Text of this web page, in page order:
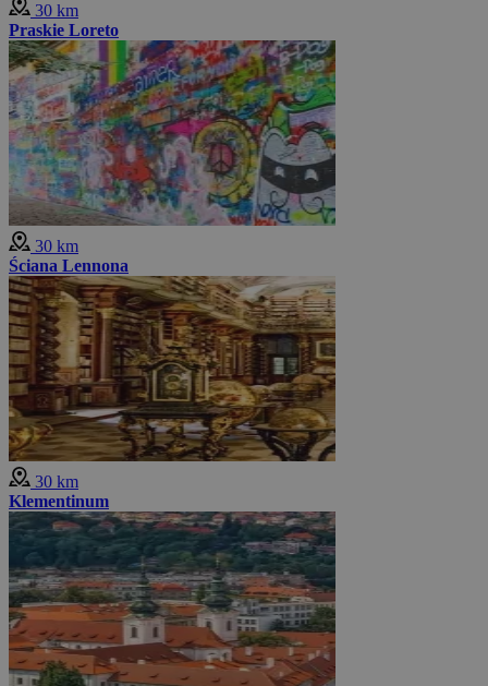
30 km
Praskie Loreto
30 km
Ściana Lennona
30 km
Klementinum